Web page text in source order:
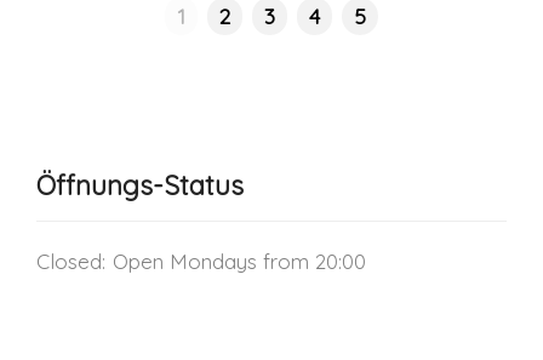
1 2 3 4 5
Öffnungs-Status
Closed: Open Mondays from 20:00